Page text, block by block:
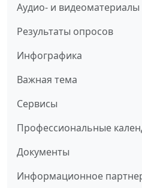
Аудио- и видеоматериалы
Результаты опросов
Инфографика
Важная тема
Сервисы
Профессиональные
Документы
Информационное